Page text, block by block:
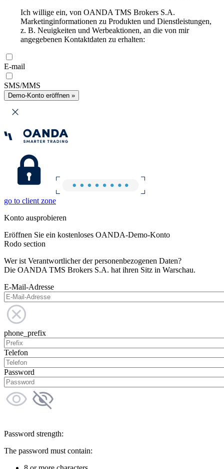
Ich willige ein, von OANDA TMS Brokers S.A.
Marketinginformationen zu Produkten und Dienstleistungen,
z. B. Neuigkeiten und Werbeaktionen, an die von mir
angegebenen Kontaktdaten zu erhalten:
E-mail
SMS/MMS
Demo-Konto eröffnen »
go to client zone
Konto ausprobieren
Eröffnen Sie ein kostenloses OANDA-Demo-Konto
Rodo section
Wer ist Verantwortlicher der personenbezogenen Daten?
Die OANDA TMS Brokers S.A. hat ihren Sitz in Warschau.
E-Mail-Adresse
phone_prefix
Telefon
Password
Password strength:
The password must contain: